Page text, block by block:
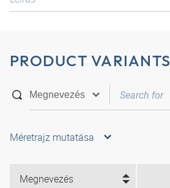
PRODUCT VARIANTS
Méretrajz mutatása
Megnevezés